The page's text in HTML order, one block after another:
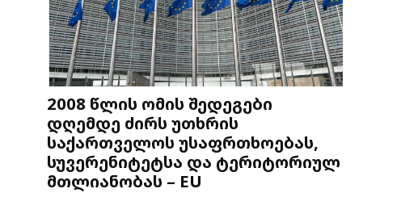
2008 წლის ომის შედეგები
დღემდე ძირს უთხრის
საქართველოს უსაფრთხოებას,
სუვერენიტეტსა და ტერიტორიულ
მთლიანობას – EU